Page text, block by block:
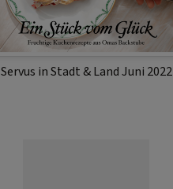
Servus in Stadt & Land Juni 2022